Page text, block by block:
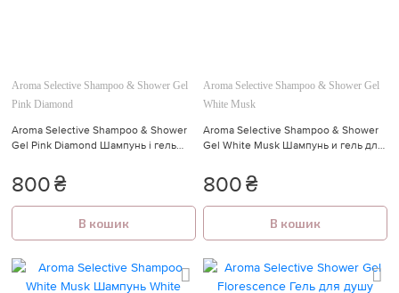
Aroma Selective Shampoo & Shower Gel
Pink Diamond
Aroma Selective Shampoo & Shower
Gel Pink Diamond Шампунь і гель
800₴
В кошик
Aroma Selective Shampoo & Shower Gel
White Musk
Aroma Selective Shampoo & Shower
Gel White Musk Шампунь и гель для
800₴
В кошик
🍓